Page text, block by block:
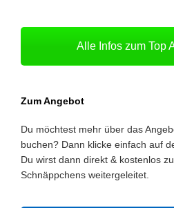
Alle Infos zum Top
Zum Angebot
Du möchtest mehr über das
buchen? Dann klicke einfach auf
Du wirst dann direkt & kostenlos
Schnäppchens weitergeleitet.